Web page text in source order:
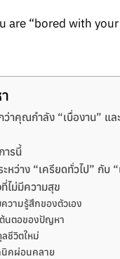
คุณกำลัง “เบื่องาน” แล
ารนี้
หว่าง “เครียดทั่วไป” กับ
ไม่มีความสุข
วามรู้สึกของตัวเอง
นตอของปัญหา
ชีวิตใหม่
คผ่อนคลาย